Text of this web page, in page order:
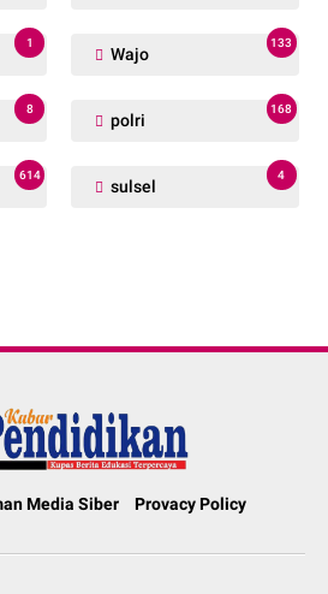
1
Wajo
133
8
polri
168
614
sulsel
4
Media Siber Provacy Policy